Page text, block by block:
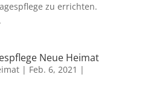
zu errichten.
Neue Heimat
| Feb. 6, 2021 |